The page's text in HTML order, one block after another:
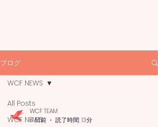
ブログ
All Posts
WCF NEWS
WCF NEWS
WCF TEAM
4 日前
読了時間: 13分